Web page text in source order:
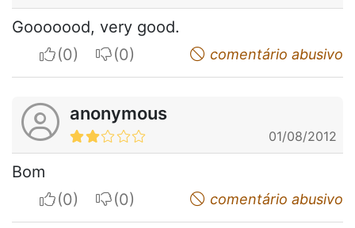
Gooooood, very good.
I apreciateI do not appreciatecomentário abusivo
anonymous
01/08/2012
Bom
I apreciateI do not appreciatecomentário abusivo